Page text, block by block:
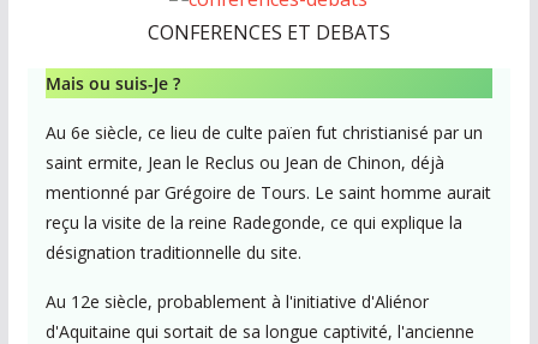
CONFERENCES ET DEBATS
Mais ou suis-Je ?
Au 6e siècle, ce lieu de culte païen fut christianisé par un
saint ermite, Jean le Reclus ou Jean de Chinon, déjà
mentionné par Grégoire de Tours. Le saint homme aurait
reçu la visite de la reine Radegonde, ce qui explique la
désignation traditionnelle du site.
Au 12e siècle, probablement à l'initiative d'Aliénor
d'Aquitaine qui sortait de sa longue captivité, l'ancienne